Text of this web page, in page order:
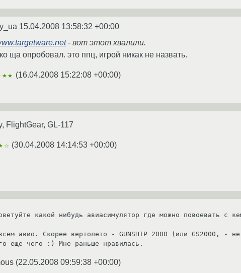
15.04.2008 13:58:32 +00:00
- вот этот хвалили.
ща опробовал. это ппц, игрой никак не назвать.
(16.04.2008 15:22:08 +00:00)
FlightGear, GL-117
(30.04.2008 14:14:53 +00:00)
какой нибудь авиасимулятор где можно повоевать с
авио. Скорее вертолето - GUNSHIP 2000 (или GS2000, -
еще чего :) Мне раньше нравилась.
(22.05.2008 09:59:38 +00:00)